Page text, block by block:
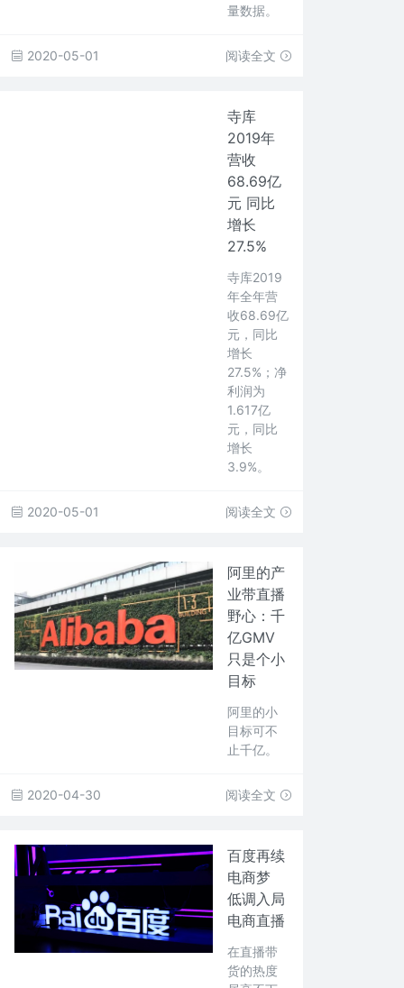
量数据。
2020-05-01 阅读全文
寺库
2019年
营收
68.69亿
元 同比
增长
27.5%
寺库2019
年全年营
收68.69亿
元，同比
增长
27.5%；净
利润为
1.617亿
元，同比
增长
3.9%。
2020-05-01 阅读全文
阿里的产
业带直播
野心：千
亿GMV
只是个小
目标
阿里的小
目标可不
止千亿。
2020-04-30 阅读全文
百度再续
电商梦
低调入局
电商直播
在直播带
货的热度